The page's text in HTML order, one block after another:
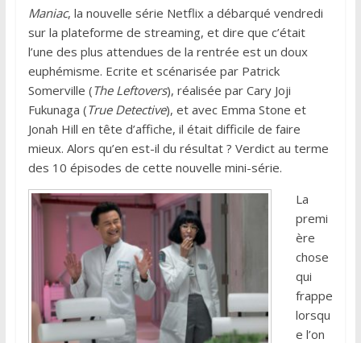
Maniac, la nouvelle série Netflix a débarqué vendredi
sur la plateforme de streaming, et dire que c’était
l’une des plus attendues de la rentrée est un doux
euphémisme. Ecrite et scénarisée par Patrick
Somerville (The Leftovers), réalisée par Cary Joji
Fukunaga (True Detective), et avec Emma Stone et
Jonah Hill en tête d’affiche, il était difficile de faire
mieux. Alors qu’en est-il du résultat ? Verdict au terme
des 10 épisodes de cette nouvelle mini-série.
La
premi
ère
chose
qui
frappe
lorsqu
e l’on